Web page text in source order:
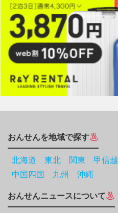
おんせんを地域で探す
北海道 東北 関東 甲信越
中国四国
九州 沖縄
おんせんニュースについて